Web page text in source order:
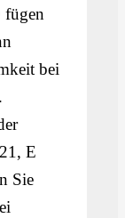
fügen
bei
E
Sie